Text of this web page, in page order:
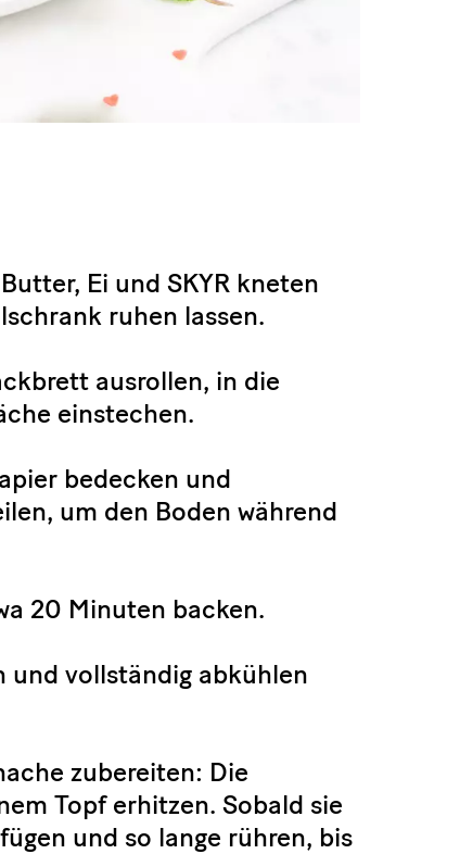
Ei und SKYR kneten
ruhen lassen.
ausrollen, in die
einstechen.
bedecken und
um den Boden während
20 Minuten backen.
und vollständig abkühlen
zubereiten: Die
Topf erhitzen. Sobald sie
und so lange rühren, bis